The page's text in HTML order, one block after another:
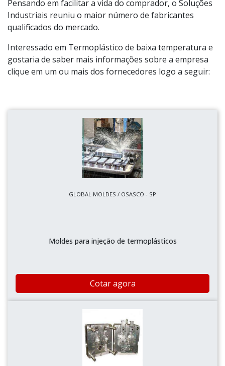
Pensando em facilitar a vida do comprador, o Soluções
Industriais reuniu o maior número de fabricantes
qualificados do mercado.
Interessado em Termoplástico de baixa temperatura e
gostaria de saber mais informações sobre a empresa
clique em um ou mais dos fornecedores logo a seguir:
GLOBAL MOLDES / OSASCO - SP
Moldes para injeção de termoplásticos
Cotar agora